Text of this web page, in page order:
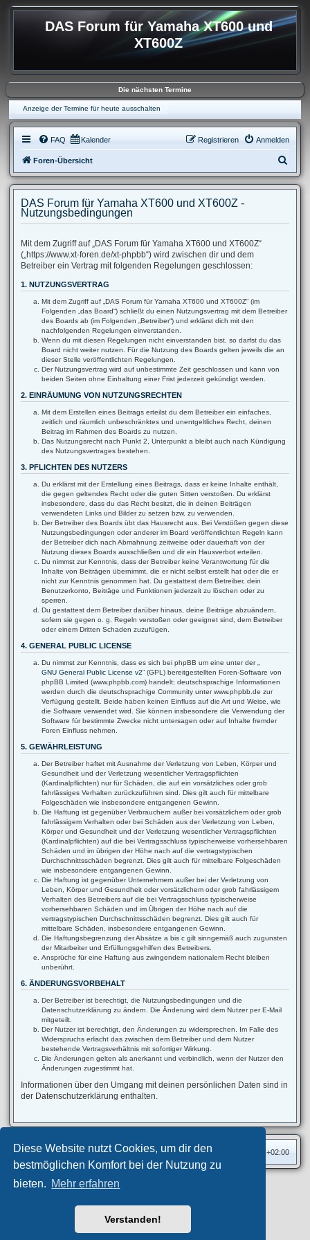
Diese Website nutzt Cookies, um dir den
bestmöglichen Komfort bei der Nutzung zu
bieten. Mehr erfahren
Verstanden!
DAS Forum für Yamaha XT600 und
XT600Z
Die nächsten Termine
Anzeige der Termine für heute ausschalten
FAQ Kalender Anmelden
Registrieren
Foren-Übersicht
u
e
DAS Forum für Yamaha XT600 und XT600Z -
Nutzungsbedingungen
Mit dem Zugriff auf „DAS Forum für Yamaha XT600 und XT600Z“
(„https://www.xt-foren.de/xt-phpbb“) wird zwischen dir und dem
Betreiber ein Vertrag mit folgenden Regelungen geschlossen:
1. NUTZUNGSVERTRAG
Mit dem Zugriff auf „DAS Forum für Yamaha XT600 und XT600Z“ (im
Folgenden „das Board“) schließt du einen Nutzungsvertrag mit dem Betreiber
des Boards ab (im Folgenden „Betreiber“) und erklärst dich mit den
nachfolgenden Regelungen einverstanden.
Wenn du mit diesen Regelungen nicht einverstanden bist, so darfst du das
Board nicht weiter nutzen. Für die Nutzung des Boards gelten jeweils die an
dieser Stelle veröffentlichten Regelungen.
Der Nutzungsvertrag wird auf unbestimmte Zeit geschlossen und kann von
beiden Seiten ohne Einhaltung einer Frist jederzeit gekündigt werden.
2. EINRÄUMUNG VON NUTZUNGSRECHTEN
Mit dem Erstellen eines Beitrags erteilst du dem Betreiber ein einfaches,
zeitlich und räumlich unbeschränktes und unentgeltliches Recht, deinen
Beitrag im Rahmen des Boards zu nutzen.
Das Nutzungsrecht nach Punkt 2, Unterpunkt a bleibt auch nach Kündigung
des Nutzungsvertrages bestehen.
3. PFLICHTEN DES NUTZERS
Du erklärst mit der Erstellung eines Beitrags, dass er keine Inhalte enthält,
die gegen geltendes Recht oder die guten Sitten verstoßen. Du erklärst
insbesondere, dass du das Recht besitzt, die in deinen Beiträgen
verwendeten Links und Bilder zu setzen bzw. zu verwenden.
Der Betreiber des Boards übt das Hausrecht aus. Bei Verstößen gegen diese
Nutzungsbedingungen oder anderer im Board veröffentlichten Regeln kann
der Betreiber dich nach Abmahnung zeitweise oder dauerhaft von der
Nutzung dieses Boards ausschließen und dir ein Hausverbot erteilen.
Du nimmst zur Kenntnis, dass der Betreiber keine Verantwortung für die
Inhalte von Beiträgen übernimmt, die er nicht selbst erstellt hat oder die er
nicht zur Kenntnis genommen hat. Du gestattest dem Betreiber, dein
Benutzerkonto, Beiträge und Funktionen jederzeit zu löschen oder zu
sperren.
Du gestattest dem Betreiber darüber hinaus, deine Beiträge abzuändern,
sofern sie gegen o. g. Regeln verstoßen oder geeignet sind, dem Betreiber
oder einem Dritten Schaden zuzufügen.
4. GENERAL PUBLIC LICENSE
Du nimmst zur Kenntnis, dass es sich bei phpBB um eine unter der „
GNU General Public License v2“ (GPL) bereitgestellten Foren-Software von
phpBB Limited (www.phpbb.com) handelt; deutschsprachige Informationen
werden durch die deutschsprachige Community unter www.phpbb.de zur
Verfügung gestellt. Beide haben keinen Einfluss auf die Art und Weise, wie
die Software verwendet wird. Sie können insbesondere die Verwendung der
Software für bestimmte Zwecke nicht untersagen oder auf Inhalte fremder
Foren Einfluss nehmen.
5. GEWÄHRLEISTUNG
Der Betreiber haftet mit Ausnahme der Verletzung von Leben, Körper und
Gesundheit und der Verletzung wesentlicher Vertragspflichten
(Kardinalpflichten) nur für Schäden, die auf ein vorsätzliches oder grob
fahrlässiges Verhalten zurückzuführen sind. Dies gilt auch für mittelbare
Folgeschäden wie insbesondere entgangenen Gewinn.
Die Haftung ist gegenüber Verbrauchern außer bei vorsätzlichem oder grob
fahrlässigem Verhalten oder bei Schäden aus der Verletzung von Leben,
Körper und Gesundheit und der Verletzung wesentlicher Vertragspflichten
(Kardinalpflichten) auf die bei Vertragsschluss typischerweise vorhersehbaren
Schäden und im übrigen der Höhe nach auf die vertragstypischen
Durchschnittsschäden begrenzt. Dies gilt auch für mittelbare Folgeschäden
wie insbesondere entgangenen Gewinn.
Die Haftung ist gegenüber Unternehmern außer bei der Verletzung von
Leben, Körper und Gesundheit oder vorsätzlichem oder grob fahrlässigem
Verhalten des Betreibers auf die bei Vertragsschluss typischerweise
vorhersehbaren Schäden und im Übrigen der Höhe nach auf die
vertragstypischen Durchschnittsschäden begrenzt. Dies gilt auch für
mittelbare Schäden, insbesondere entgangenen Gewinn.
Die Haftungsbegrenzung der Absätze a bis c gilt sinngemäß auch zugunsten
der Mitarbeiter und Erfüllungsgehilfen des Betreibers.
Ansprüche für eine Haftung aus zwingendem nationalem Recht bleiben
unberührt.
6. ÄNDERUNGSVORBEHALT
Der Betreiber ist berechtigt, die Nutzungsbedingungen und die
Datenschutzerklärung zu ändern. Die Änderung wird dem Nutzer per E-Mail
mitgeteilt.
Der Nutzer ist berechtigt, den Änderungen zu widersprechen. Im Falle des
Widerspruchs erlischt das zwischen dem Betreiber und dem Nutzer
bestehende Vertragsverhältnis mit sofortiger Wirkung.
Die Änderungen gelten als anerkannt und verbindlich, wenn der Nutzer den
Änderungen zugestimmt hat.
Informationen über den Umgang mit deinen persönlichen Daten sind in
der Datenschutzerklärung enthalten.
Foren-Übersicht Alle Zeiten sind UTC+02:00
Privates Forum ©